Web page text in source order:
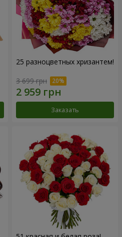
25 разноцветных хризантем!
3 699 грн
Заказать